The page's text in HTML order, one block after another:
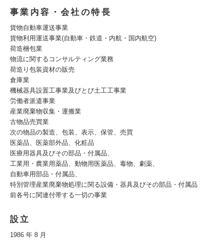
事業内容・会社の特長
貨物自動車運送事業
貨物利用運送事業(自動車・鉄道・内航・国内航空)
荷造梱包業
物流に関するコンサルティング業務
荷造り包装資材の販売
倉庫業
機械器具設置工事業及びとび土工工事業
労働者派遣事業
産業廃棄物収集・運搬業
古物品売買業
次の物品の製造、包装、表示、保管、売買
医薬品、医薬部外品、化粧品
医療用器具及びその部品・付属品、
工業用・農業用薬品、動物用医薬品、毒物、劇薬、
自動車用部品・付属品、
特別管理産業廃棄物処理に関る設備・器具及びその部品・付属品
前各号に関連付帯する一切の事業
設立
1986 年 8 月